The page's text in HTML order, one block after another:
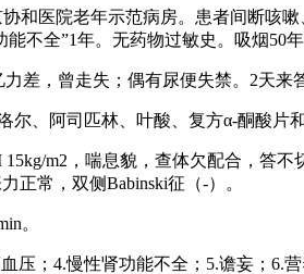
和医院老年示范病房。患者间断咳
不全”1年。无药物过敏史。吸烟50
差，曾走失；偶有尿便失禁。2天来
、阿司匹林、叶酸、复方α-酮酸片
15kg/m2，喘息貌，查体欠配合，
正常，双侧Babinski征（-）。
。
压；4.慢性肾功能不全；5.谵妄；6.